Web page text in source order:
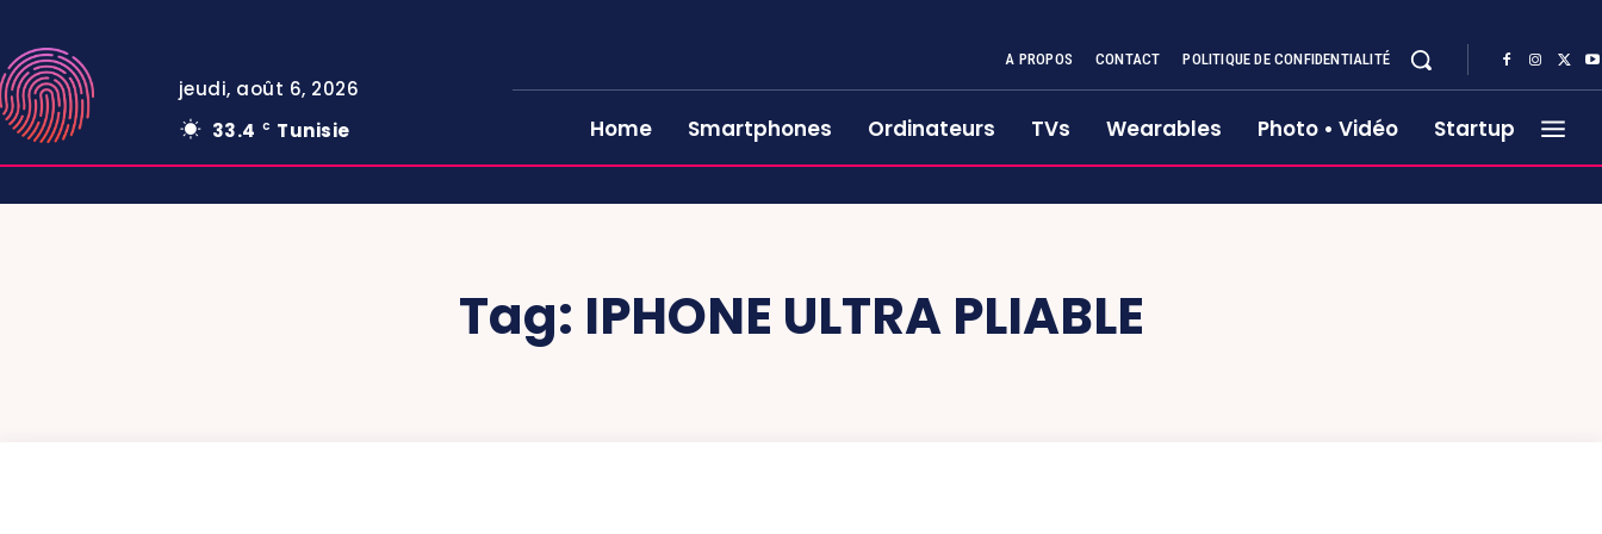
jeudi, août 6, 2026
33.4
C Tunisie
A PROPOS CONTACT POLITIQUE DE CONFIDENTIALITÉ
Home Smartphones Ordinateurs TVs Wearables Photo • Vidéo Startup
Tag: IPHONE ULTRA PLIABLE